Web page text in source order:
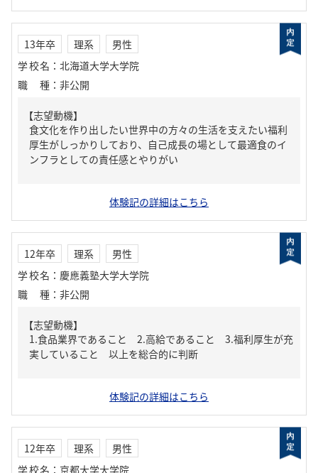
13年卒 理系
男性
学校名 ： 北海道大学大学院
職種 ： 非公開
【志望動機】
食文化を作り出したい世界中の方々の生活を支えたい福利
厚生がしっかりしており、自己成長の場として最適食のイ
ンフラとしての責任感とやりがい
体験記の詳細はこちら
12年卒 理系
男性
学校名 ： 慶應義塾大学大学院
職種 ： 非公開
【志望動機】
1.食品業界であること 2.高給であること 3.福利厚生が充
実していること 以上を総合的に判断
体験記の詳細はこちら
12年卒 理系
男性
学校名 ： 京都大学大学院